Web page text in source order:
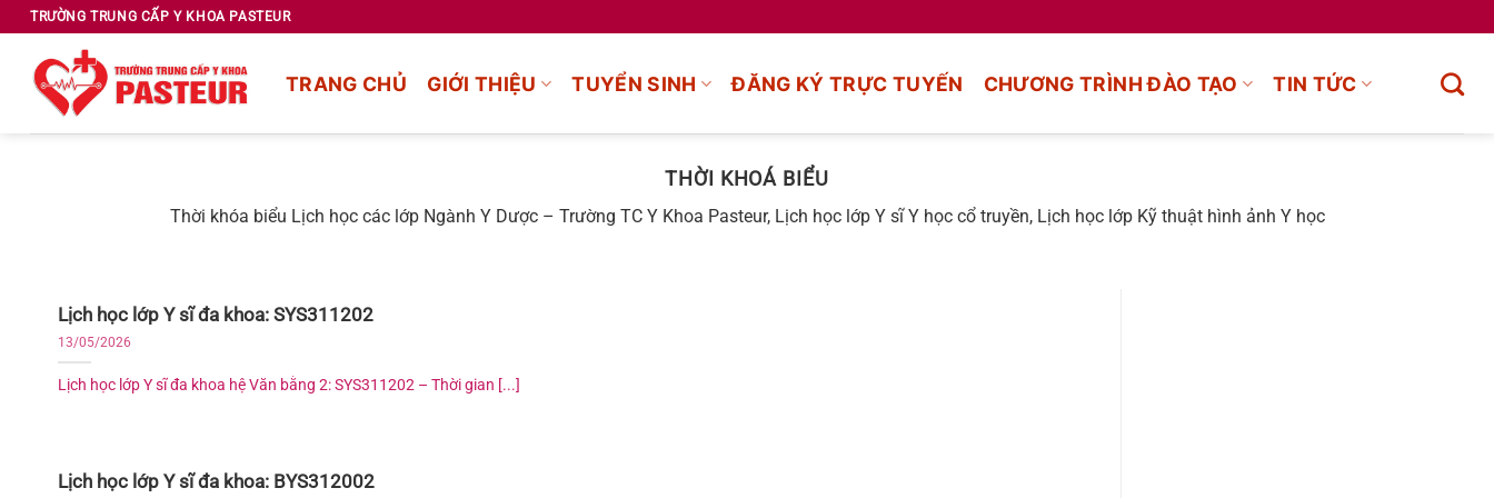
ChuyểnTRƯỜNG TRUNG CẤP Y KHOA PASTEUR
TRANG CHỦ GIỚI THIỆU TUYỂN SINH ĐĂNG KÝ TRỰC TUYẾN CHƯƠNG TRÌNH ĐÀO TẠO TIN TỨC
THỜI KHOÁ BIỂU
Thời khóa biểu Lịch học các lớp Ngành Y Dược – Trường TC Y Khoa Pasteur, Lịch học lớp Y sĩ Y học cổ truyền, Lịch học lớp Kỹ thuật hình ảnh Y học
Lịch học lớp Y sĩ đa khoa: SYS311202
13/05/2026
Lịch học lớp Y sĩ đa khoa hệ Văn bằng 2: SYS311202 – Thời gian [...]
Lịch học lớp Y sĩ đa khoa: BYS312002